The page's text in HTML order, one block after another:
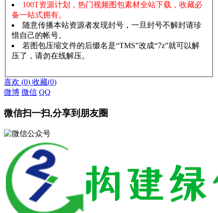
100T资源计划，热门视频图包素材全站下载，收藏必
备一站式拥有。
随意传播本站资源者发现封号，一旦封号不解封请珍
惜自己的帐号。
若图包压缩文件的后缀名是“TMS”改成“7z”就可以解
压了，请勿在线解压。
喜欢 (0) 收藏(0)
微博 微信 QQ
微信扫一扫,分享到朋友圈